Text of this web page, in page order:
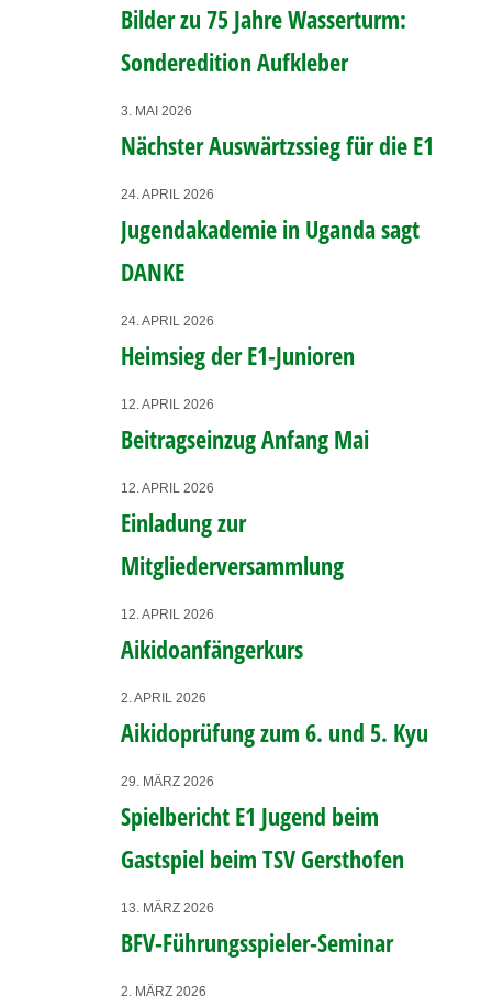
Bilder zu 75 Jahre Wasserturm:
Sonderedition Aufkleber
3. MAI 2026
Nächster Auswärtzssieg für die E1
24. APRIL 2026
Jugendakademie in Uganda sagt
DANKE
24. APRIL 2026
Heimsieg der E1-Junioren
12. APRIL 2026
Beitragseinzug Anfang Mai
12. APRIL 2026
Einladung zur
Mitgliederversammlung
12. APRIL 2026
Aikidoanfängerkurs
2. APRIL 2026
Aikidoprüfung zum 6. und 5. Kyu
29. MÄRZ 2026
Spielbericht E1 Jugend beim
Gastspiel beim TSV Gersthofen
13. MÄRZ 2026
BFV-Führungsspieler-Seminar
2. MÄRZ 2026